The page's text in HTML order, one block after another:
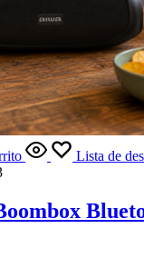
Lista de